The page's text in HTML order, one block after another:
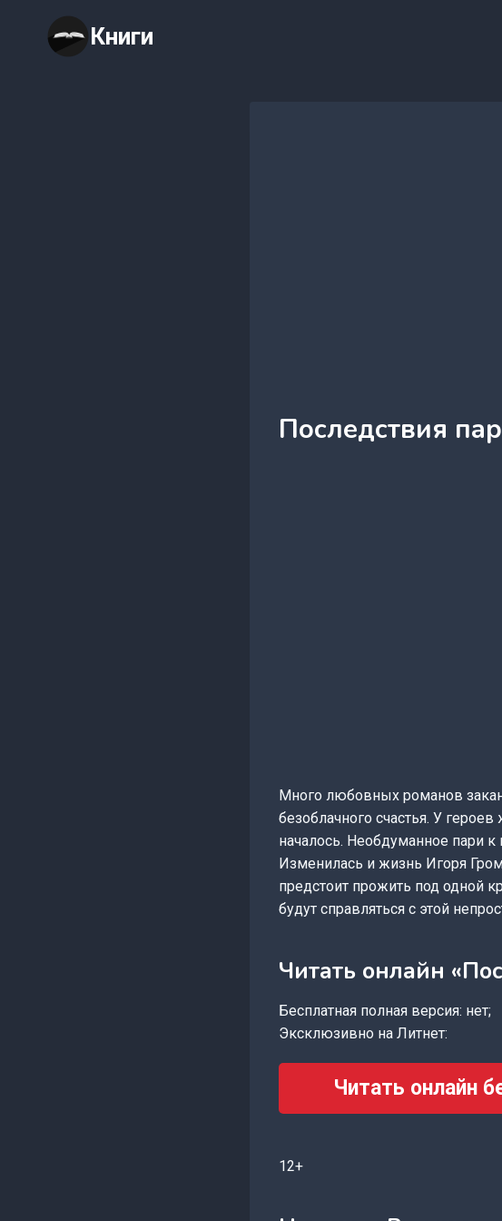
содержимому
Книги
Последствия
Много любовных романов
безоблачного счастья. У
началось. Необдуманное пари
Изменилась и жизнь Игоря
предстоит прожить под одной
будут справляться с этой
Читать онлайн
Бесплатная полная версия: нет;
Эксклюзивно на Литнет:
Читать онлайн
12+